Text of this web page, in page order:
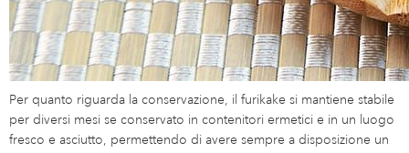
Per quanto riguarda la conservazione, il furikake si mantiene stabile
per diversi mesi se conservato in contenitori ermetici e in un luogo
fresco e asciutto, permettendo di avere sempre a disposizione un